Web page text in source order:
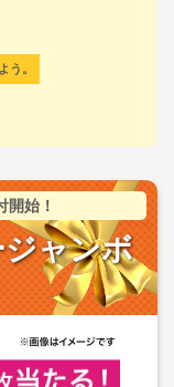
う。
開始！
ャンボ